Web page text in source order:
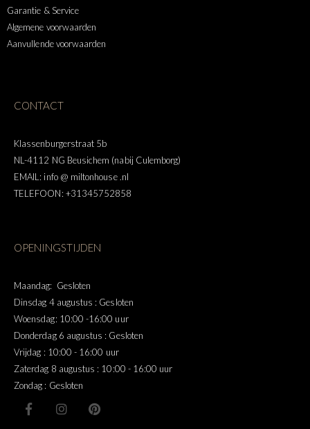
Garantie & Service
Algemene voorwaarden
Aanvullende voorwaarden
CONTACT
Klassenburgerstraat 5b
NL-4112 NG Beusichem (nabij Culemborg)
EMAIL: info @ miltonhouse .nl
TELEFOON: +31345752858
OPENINGSTIJDEN
Maandag: Gesloten
Dinsdag 4 augustus : Gesloten
Woensdag: 10:00 -16:00 uur
Donderdag 6 augustus : Gesloten
Vrijdag : 10:00 - 16:00 uur
Zaterdag 8 augustus : 10:00 - 16:00 uur
Zondag : Gesloten